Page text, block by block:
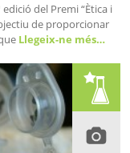
del Premi “Ètica i
de proporcionar
Llegeix-ne més…